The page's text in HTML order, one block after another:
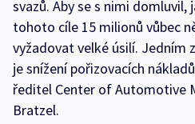
svazů. Aby se s nimi
tohoto cíle 15 milionů vůbec
vyžadovat velké úsilí. Jedním
je snížení pořizovacích
ředitel Center of Automotive
Bratzel.